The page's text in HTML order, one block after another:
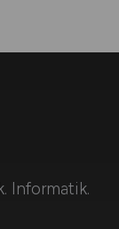
Informatik.